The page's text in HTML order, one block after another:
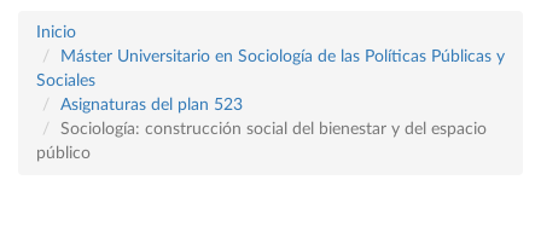
Inicio
Máster Universitario en Sociología de las Políticas Públicas y
Sociales
Asignaturas del plan 523
Sociología: construcción social del bienestar y del espacio
público